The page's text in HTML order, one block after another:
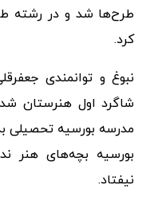
طرح‌ها شد و در رشته
کرد.
نبوغ و توانمندی
شاگرد اول هنرستان
مدرسه بورسیه تحصیلی
بورسیه بچه‌های هنر
نیفتاد.